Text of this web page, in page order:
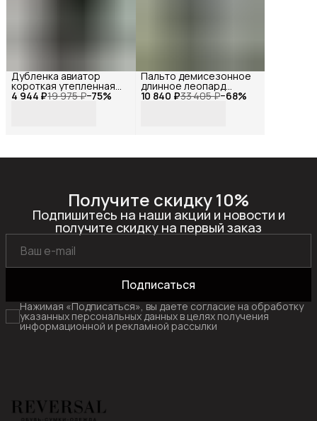
4 944 ₽19 975 ₽−75%
Дубленка авиатор
короткая утепленная
косуха весна , Reversal , 10 840 ₽33 405 ₽−68%
Пальто демисезонное
длинное леопард
оверсайз, Reversal, YD-
Получите скидку 10%
Подпишитесь на наши акции и новости и
получите скидку на первый заказ
Подписаться
Нажимая «Подписаться», вы даете согласие на обработку
указанных персональных данных в целях получения
информационной и рекламной рассылки